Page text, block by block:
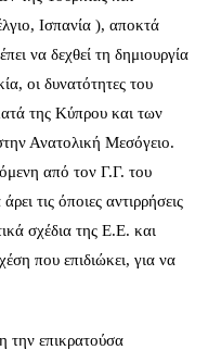
Ισπανία ), αποκτά
να δεχθεί τη δημιουργία
οι δυνατότητες του
της Κύπρου και των
Ανατολική Μεσόγειο.
από τον Γ.Γ. του
τις όποιες αντιρρήσεις
σχέδια της Ε.Ε. και
που επιδιώκει, για να
την επικρατούσα